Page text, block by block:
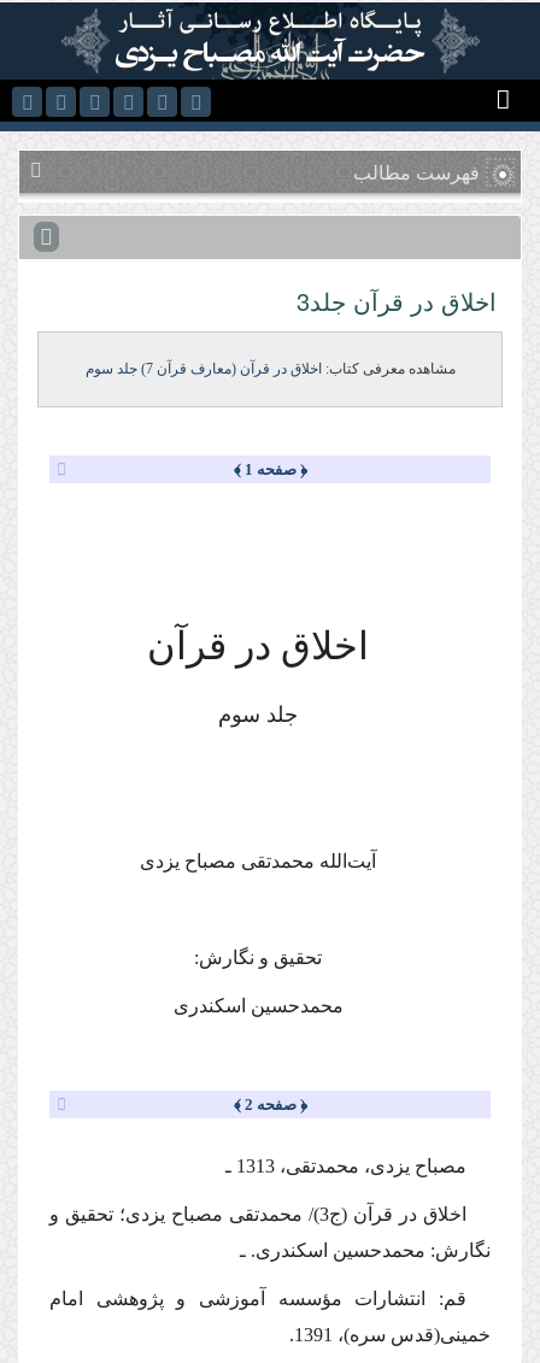
رفتن به محتوای اصلی
فهرست مطالب
اخلاق در قرآن جلد3
مشاهده معرفی کتاب: اخلاق در قرآن (معارف قرآن 7) جلد سوم
﴿ صفحه 1 ﴾
اخلاق در قرآن
جلد سوم
آیت‌الله محمدتقی مصباح یزدی
تحقیق و نگارش:
محمدحسین اسکندری
﴿ صفحه 2 ﴾
مصباح یزدى، محمدتقى، 1313 ـ
اخلاق در قرآن (ج3)/ محمدتقى مصباح یزدى؛ تحقیق و
نگارش: محمدحسین اسکندری. ـ
قم: انتشارات مؤسسه آموزشى و پژوهشى امام
خمینى(قدس سره)، 1391.